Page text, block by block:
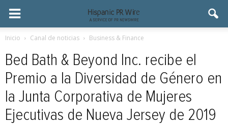
Inicio Canal de noticias Business & Finance
Bed Bath & Beyond Inc. recibe el
Premio a la Diversidad de Género en
la Junta Corporativa de Mujeres
Ejecutivas de Nueva Jersey de 2019